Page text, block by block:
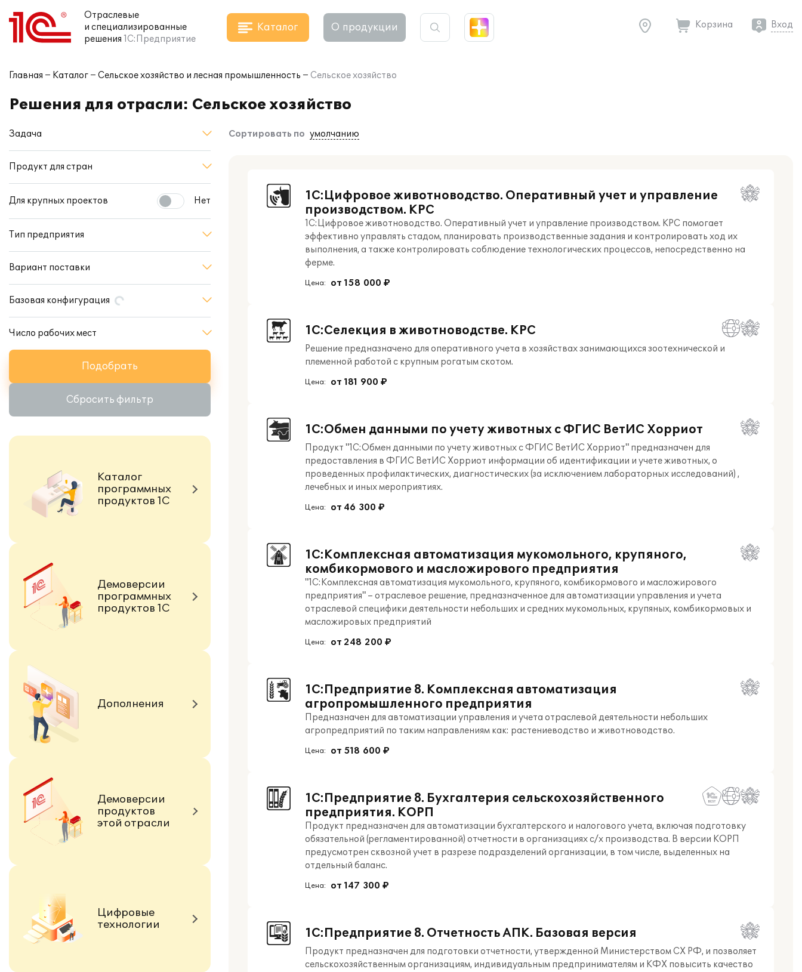
Отраслевые
и специализированные
решения 1С:Предприятие
Каталог О продукции Корзина Вход
Главная Каталог Сельское хозяйство и лесная промышленность Сельское хозяйство
Решения для отрасли: Сельское хозяйство
Сортировать по умолчанию
1С:Цифровое животноводство. Оперативный учет и управление
производством. КРС
1С:Цифровое животноводство. Оперативный учет и управление производством. КРС помогает
эффективно управлять стадом, планировать производственные задания и контролировать ход их
выполнения, а также контролировать соблюдение технологических процессов, непосредственно на
ферме.
Цена: от 158 000 ₽
1С:Селекция в животноводстве. КРС
Решение предназначено для оперативного учета в хозяйствах занимающихся зоотехнической и
племенной работой с крупным рогатым скотом.
Цена: от 181 900 ₽
1С:Обмен данными по учету животных с ФГИС ВетИС Хорриот
Продукт "1С:Обмен данными по учету животных с ФГИС ВетИС Хорриот" предназначен для
предоставления в ФГИС ВетИС Хорриот информации об идентификации и учете животных, о
проведенных профилактических, диагностических (за исключением лабораторных исследований) ,
лечебных и иных мероприятиях.
Цена: от 46 300 ₽
1С:Комплексная автоматизация мукомольного, крупяного,
комбикормового и масложирового предприятия
"1С:Комплексная автоматизация мукомольного, крупяного, комбикормового и масложирового
предприятия" – отраслевое решение, предназначенное для автоматизации управления и учета
отраслевой специфики деятельности небольших и средних мукомольных, крупяных, комбикормовых и
масложировых предприятий
Цена: от 248 200 ₽
1С:Предприятие 8. Комплексная автоматизация
агропромышленного предприятия
Предназначен для автоматизации управления и учета отраслевой деятельности небольших
агропредприятий по таким направлениям как: растениеводство и животноводство.
Цена: от 518 600 ₽
1С:Предприятие 8. Бухгалтерия сельскохозяйственного
предприятия. КОРП
Продукт предназначен для автоматизации бухгалтерского и налогового учета, включая подготовку
обязательной (регламентированной) отчетности в организациях с/х производства. В версии КОРП
предусмотрен сквозной учет в разрезе подразделений организации, в том числе, выделенных на
отдельный баланс.
Цена: от 147 300 ₽
1С:Предприятие 8. Отчетность АПК. Базовая версия
Продукт предназначен для подготовки отчетности, утвержденной Министерством СХ РФ, и позволяет
сельскохозяйственным организациям, индивидуальным предпринимателям и КФХ повысить качество
Задача
Продукт для стран
Для крупных проектов Нет
Тип предприятия
Вариант поставки
Базовая конфигурация
Число рабочих мест
Подобрать
Сбросить фильтр
Каталог
программных
продуктов 1С
Демоверсии
программных
продуктов 1С
Дополнения
Демоверсии
продуктов
этой отрасли
Цифровые
технологии